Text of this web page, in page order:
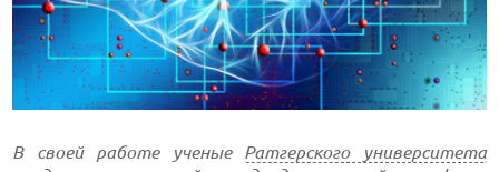
В своей работе ученые Ратгерского университета